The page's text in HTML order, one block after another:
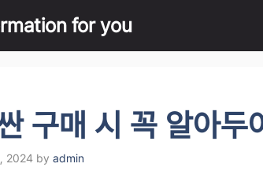
for you
구매 시 꼭 알아두
2024 by admin